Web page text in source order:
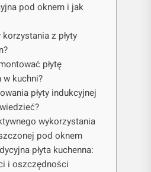
pod oknem i jak
z płyty
płytę
kuchni?
płyty indukcyjnej
wykorzystania
pod oknem
płyta kuchenna:
i oszczędności